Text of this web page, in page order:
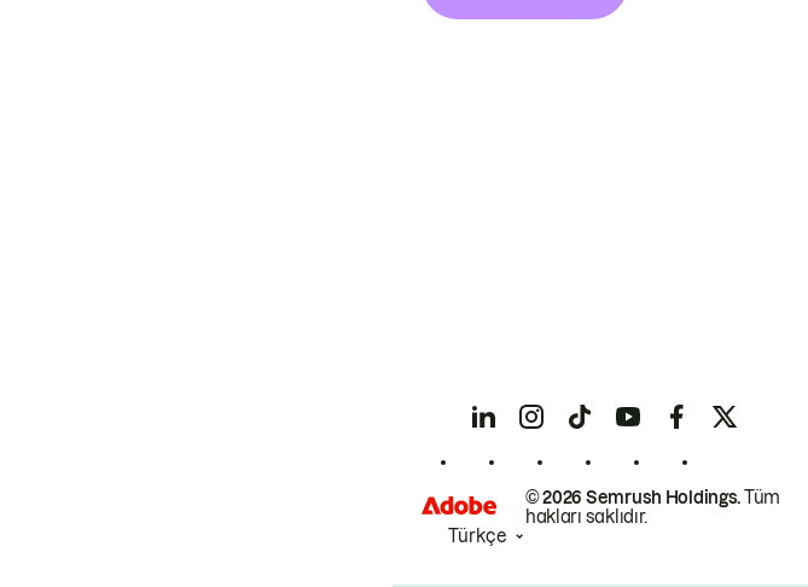
© 2026 Semrush Holdings.Tüm
hakları saklıdır.
Türkçe